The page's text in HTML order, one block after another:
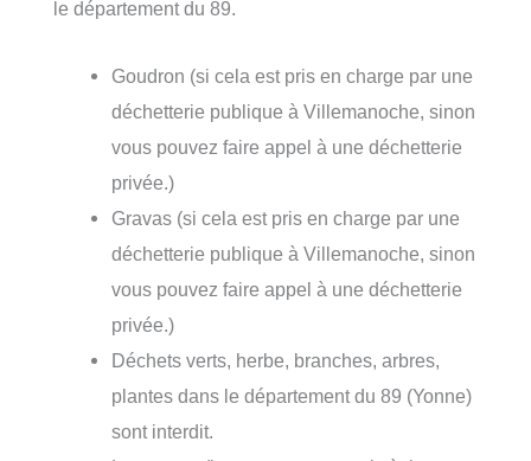
le département du 89.
Goudron (si cela est pris en charge par une
déchetterie publique à Villemanoche, sinon
vous pouvez faire appel à une déchetterie
privée.)
Gravas (si cela est pris en charge par une
déchetterie publique à Villemanoche, sinon
vous pouvez faire appel à une déchetterie
privée.)
Déchets verts, herbe, branches, arbres,
plantes dans le département du 89 (Yonne)
sont interdit.